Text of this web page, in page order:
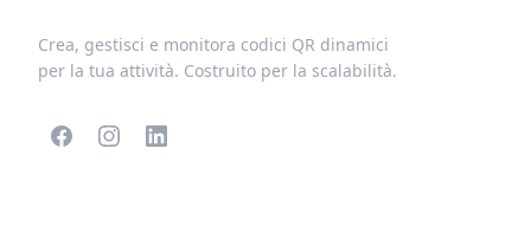
Crea, gestisci e monitora codici QR dinamici
per la tua attività. Costruito per la scalabilità.